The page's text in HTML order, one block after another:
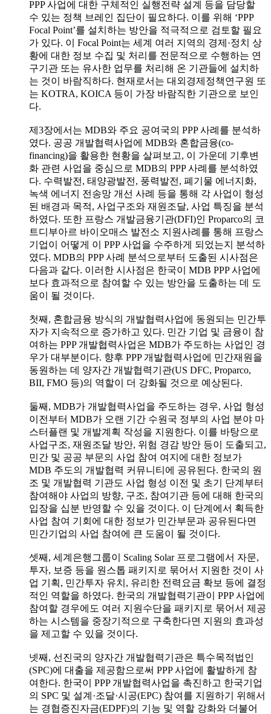
PPP 사업에 대한 구체적인 실행전략 설계 등을 담당할
수 있는 정책 브레인 집단이 필요하다. 이를 위해 ‘PPP
Focal Point’를 설치하는 방안을 적극적으로 검토할 필요
가 있다. 이 Focal Point는 세계 여러 지역의 경제·정치 상
황에 대한 정보 수집 및 처리를 전문적으로 수행하는 연
구기관 또는 유사한 업무를 처리해 온 기관들에 설치하
는 것이 바람직하다. 현재로서는 대외경제정책연구원 또
는 KOTRA, KOICA 등이 가장 바람직한 기관으로 보인
다.
제3장에서는 MDB와 주요 공여국의 PPP 사례를 분석하
였다. 공공 개발협력사업에 MDB와 혼합금융(co-
financing)을 활용한 현황을 살펴보고, 이 가운데 기후변
화 관련 사업을 중심으로 MDB의 PPP 사례를 분석하였
다. 수력발전, 태양광발전, 풍력발전, 폐기물 에너지화,
녹색 에너지 전송망 개선 사례 등을 통해 각 사업이 형성
된 배경과 목적, 사업구조와 재원조달, 사업 특징을 분석
하였다. 또한 프랑스 개발금융기관(DFI)인 Proparco의 코
트디부아르 바이오매스 발전소 지원사례를 통해 프랑스
기업이 어떻게 이 PPP 사업을 수주하게 되었는지 분석하
였다. MDB의 PPP 사례 분석으로부터 도출된 시사점은
다음과 같다. 이러한 시사점은 한국이 MDB PPP 사업에
보다 효과적으로 참여할 수 있는 방안을 도출하는 데 도
움이 될 것이다.
첫째, 혼합금융 방식의 개발협력사업에 동원되는 민간투
자가 지속적으로 증가하고 있다. 민간 기업 및 금융이 참
여하는 PPP 개발협력사업은 MDB가 주도하는 사업인 경
우가 대부분이다. 향후 PPP 개발협력사업에 민간재원을
동원하는 데 양자간 개발협력기관(US DFC, Proparco,
BII, FMO 등)의 역할이 더 강화될 것으로 예상된다.
둘째, MDB가 개발협력사업을 주도하는 경우, 사업 형성
이전부터 MDB가 오랜 기간 수원국 정부의 사업 분야 마
스터플랜 및 개발계획 작성을 지원한다. 이를 바탕으로
사업구조, 재원조달 방안, 위험 경감 방안 등이 도출되고,
민간 및 공공 부문의 사업 참여 여지에 대한 정보가
MDB 주도의 개발협력 커뮤니티에 공유된다. 한국의 원
조 및 개발협력 기관도 사업 형성 이전 및 초기 단계부터
참여해야 사업의 방향, 구조, 참여기관 등에 대해 한국의
입장을 십분 반영할 수 있을 것이다. 이 단계에서 획득한
사업 참여 기회에 대한 정보가 민간부문과 공유된다면
민간기업의 사업 참여에 큰 도움이 될 것이다.
셋째, 세계은행그룹이 Scaling Solar 프로그램에서 자문,
투자, 보증 등을 원스톱 패키지로 묶어서 지원한 것이 사
업 기획, 민간투자 유치, 유리한 전력요금 확보 등에 결정
적인 역할을 하였다. 한국의 개발협력기관이 PPP 사업에
참여할 경우에도 여러 지원수단을 패키지로 묶어서 제공
하는 시스템을 중장기적으로 구축한다면 지원의 효과성
을 제고할 수 있을 것이다.
넷째, 선진국의 양자간 개발협력기관은 특수목적법인
(SPC)에 대출을 제공함으로써 PPP 사업에 활발하게 참
여한다. 한국이 PPP 개발협력사업을 촉진하고 한국기업
의 SPC 및 설계·조달·시공(EPC) 참여를 지원하기 위해서
는 경협증진자금(EDPF)의 기능 및 역할 강화와 더불어